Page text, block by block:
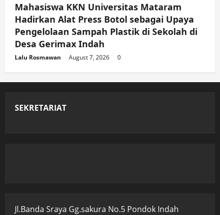
Mahasiswa KKN Universitas Mataram
Hadirkan Alat Press Botol sebagai Upaya
Pengelolaan Sampah Plastik di Sekolah di
Desa Gerimax Indah
Lalu Rosmawan August 7, 2026 0
SEKRETARIAT
Jl.Banda Sraya Gg.sakura No.5 Pondok Indah